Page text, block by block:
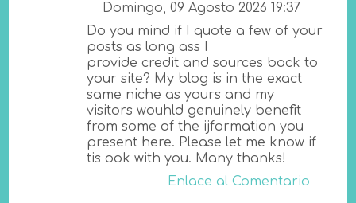
Domingo, 09 Agosto 2026 19:37
Do you mind if I quote a few of your
posts as long ass I
provide credit and sources back to
your site? My blog is in the exact
same niche as yours and my
visitors wouhld genuinely benefit
from some of the ijformation you
present here. Please let me know if
tis ook with you. Many thanks!
Enlace al Comentario